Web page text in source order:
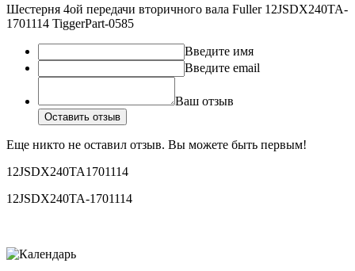
Шестерня 4ой передачи вторичного вала Fuller 12JSDX240TA-
1701114 TiggerPart-0585
Введите имя
Введите email
Ваш отзыв
Оставить отзыв
Еще никто не оставил отзыв. Вы можете быть первым!
12JSDX240TA1701114
12JSDX240TA-1701114